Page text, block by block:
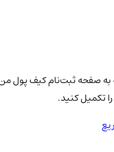
به صفحه ثبت‌نام کیف‌ پول
تکمیل کنید.